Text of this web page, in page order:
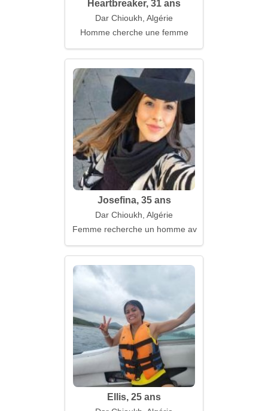
Heartbreaker, 31 ans
Dar Chioukh, Algérie
Homme cherche une femme
Josefina, 35 ans
Dar Chioukh, Algérie
Femme recherche un homme avec des projets
Ellis, 25 ans